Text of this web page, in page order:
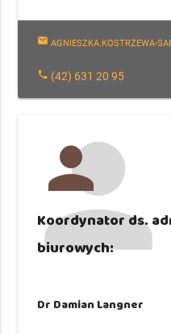
mail AGNIESZKA.KOSTRZEWA-
phone (42) 631 20 95
person
Koordynator ds.
biurowych:
Dr Damian Langner